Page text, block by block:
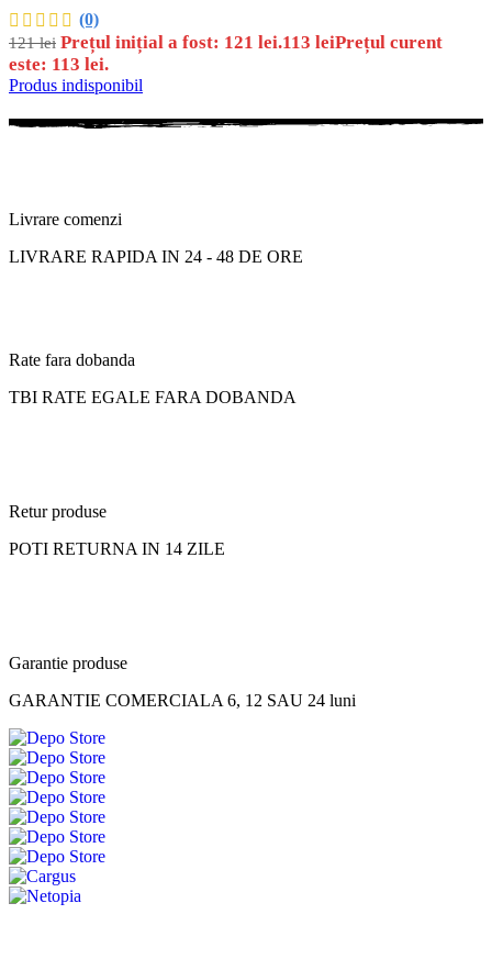
(0)
121lei Prețul inițial a fost: 121 lei.113 leiPrețul curent
este: 113 lei.
Produs indisponibil
Livrare comenzi
LIVRARE RAPIDA IN 24 - 48 DE ORE
Rate fara dobanda
TBI RATE EGALE FARA DOBANDA
Retur produse
POTI RETURNA IN 14 ZILE
Garantie produse
GARANTIE COMERCIALA 6, 12 SAU 24 luni